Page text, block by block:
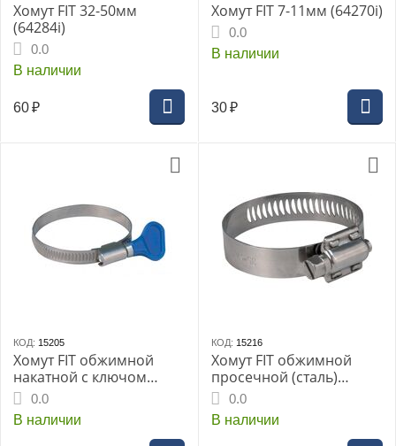
Хомут FIT 32-50мм
(64284i)
0.0
В наличии
60 ₽
Хомут FIT 7-11мм (64270i)
0.0
В наличии
30 ₽
КОД: 15205
Хомут FIT обжимной
накатной с ключом
ширина 9мм нерж.сталь
80-100мм (99364т)
0.0
В наличии
КОД: 15216
Хомут FIT обжимной
просечной (сталь)
ширина 12,7мм 40-64мм
(99313т)
0.0
В наличии